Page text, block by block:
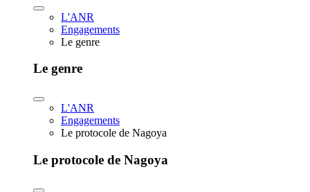
L'ANR
Engagements
Le genre
Le genre
L'ANR
Engagements
Le protocole de Nagoya
Le protocole de Nagoya